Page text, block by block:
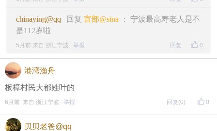
chinaying@qq 回复 宫部@sina ： 宁波最高寿老人是不
是112岁啦
0
5月前 来自 浙江宁波 举报 回复
港湾渔舟
板樟村民大都姓叶的
0
6月前 来自 浙江宁波 举报 回复 (0)
贝贝老爸@qq